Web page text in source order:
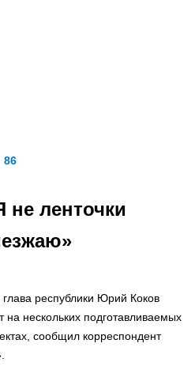
86
ленточки
республики Юрий Коков
на нескольких подготавливаемых
сообщил корреспондент